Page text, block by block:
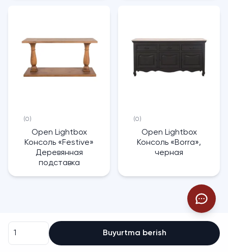
Buyurtma berish
(0)
Open Lightbox
Консоль «Festive»
Деревянная
подставка
(0)
Open Lightbox
Консоль «Borra»,
черная